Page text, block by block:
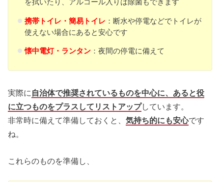
を拭いたり、アルコール入りは除菌もできます
携帯トイレ・簡易トイレ ：断水や停電などでトイレが
使えない場合にあると安心です
懐中電灯・ランタン：夜間の停電に備えて
実際に 自治体で推奨されているものを中心に、あると役
に立つものをプラスしてリストアップしています。
非常時に備えて準備しておくと、気持ち的にも安心です
ね。
これらのものを準備し、